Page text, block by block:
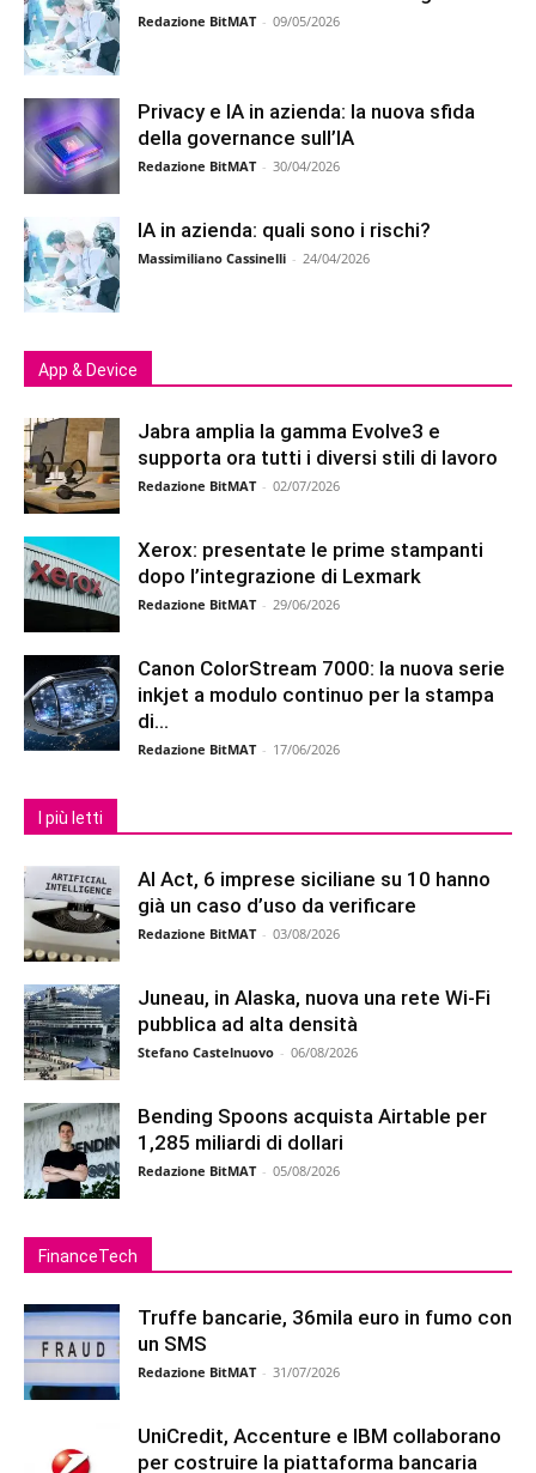
Redazione BitMAT - 09/05/2026
Privacy e IA in azienda: la nuova sfida
della governance sull’IA
Redazione BitMAT - 30/04/2026
IA in azienda: quali sono i rischi?
Massimiliano Cassinelli - 24/04/2026
App & Device
Jabra amplia la gamma Evolve3 e
supporta ora tutti i diversi stili di lavoro
Redazione BitMAT - 02/07/2026
Xerox: presentate le prime stampanti
dopo l’integrazione di Lexmark
Redazione BitMAT - 29/06/2026
Canon ColorStream 7000: la nuova serie
inkjet a modulo continuo per la stampa
di...
Redazione BitMAT - 17/06/2026
I più letti
AI Act, 6 imprese siciliane su 10 hanno
già un caso d’uso da verificare
Redazione BitMAT - 03/08/2026
Juneau, in Alaska, nuova una rete Wi-Fi
pubblica ad alta densità
Stefano Castelnuovo - 06/08/2026
Bending Spoons acquista Airtable per
1,285 miliardi di dollari
Redazione BitMAT - 05/08/2026
FinanceTech
Truffe bancarie, 36mila euro in fumo con
un SMS
Redazione BitMAT - 31/07/2026
UniCredit, Accenture e IBM collaborano
per costruire la piattaforma bancaria